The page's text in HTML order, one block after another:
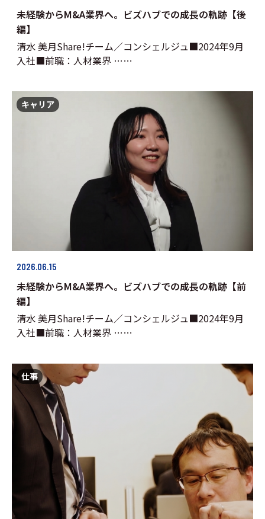
未経験からM&A業界へ。ビズハブでの成長の軌跡【後
編】
清水 美月Share!チーム／コンシェルジュ■2024年9月
入社■前職：人材業界 ……
2026.06.15
未経験からM&A業界へ。ビズハブでの成長の軌跡【前
編】
清水 美月Share!チーム／コンシェルジュ■2024年9月
入社■前職：人材業界 ……
キャリア
仕事